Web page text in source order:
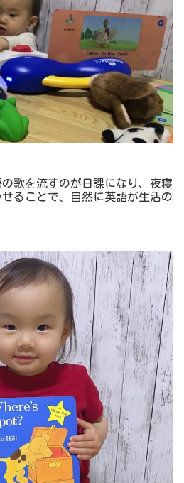
歌を流すのが日課になり、夜寝
ることで、自然に英語が生活の